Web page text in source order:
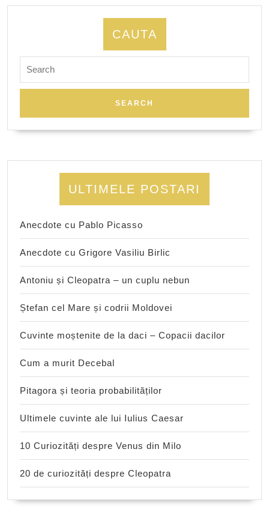
CAUTA
for:
ULTIMELE POSTARI
Anecdote cu Pablo Picasso
Anecdote cu Grigore Vasiliu Birlic
Antoniu și Cleopatra – un cuplu nebun
Ștefan cel Mare și codrii Moldovei
Cuvinte moștenite de la daci – Copacii dacilor
Cum a murit Decebal
Pitagora și teoria probabilităților
Ultimele cuvinte ale lui Iulius Caesar
10 Curiozități despre Venus din Milo
20 de curiozități despre Cleopatra